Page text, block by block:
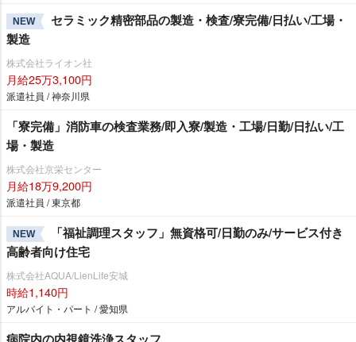
NEW
セラミック精密部品の製造・検査/寮完備/日払い/工場・
製造
株式会社ライオン社
月給25万3,100円
派遣社員 / 神奈川県
「寮完備」消防車の検査業務/即入寮/製造・工場/日勤/日払い/工
場・製造
株式会社京栄センター
月給18万9,200円
派遣社員 / 東京都
NEW
「福祉調理スタッフ」無資格可/日勤のみ/サービス付き
高齢者向け住宅
株式会社AQUA/LienLife安城
時給1,140円
アルバイト・パート / 愛知県